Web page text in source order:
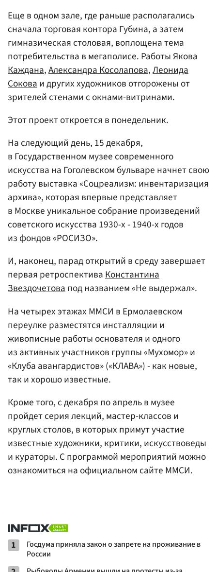
Еще в одном зале, где раньше располагались
сначала торговая контора Губина, а затем
гимназическая столовая, воплощена тема
потребительства в мегаполисе. РаботыЯкова
Каждана,Александра Косолапова,Леонида
Соковаи других художников отгорожены от
зрителей стенами с окнами-витринами.
Этот проект откроется в понедельник.
На следующий день, 15 декабря,
в Государственном музее современного
искусства на Гоголевском бульваре начнет свою
работу выставка «Соцреализм: инвентаризация
архива», которая впервые представляет
в Москве уникальное собрание произведений
советского искусства 1930-х - 1940-х годов
из фондов «РОСИЗО».
И, наконец, парад открытий в среду завершает
первая ретроспективаКонстантина
Звездочетовапод названием «Не выдержал».
На четырех этажах ММСИ в Ермолаевском
переулке разместятся инсталляции и
живописные работы основателя и одного
из активных участников группы «Мухомор» и
«Клуба авангардистов» («КЛАВА») - как новые,
так и хорошо известные.
Кроме того, с декабря по апрель в музее
пройдет серия лекций, мастер-классов и
круглых столов, в которых примут участие
известные художники, критики, искусствоведы
и кураторы. С программой мероприятий можно
ознакомиться на официальном сайте ММСИ.
1
Госдума приняла закон о запрете на проживание в
России